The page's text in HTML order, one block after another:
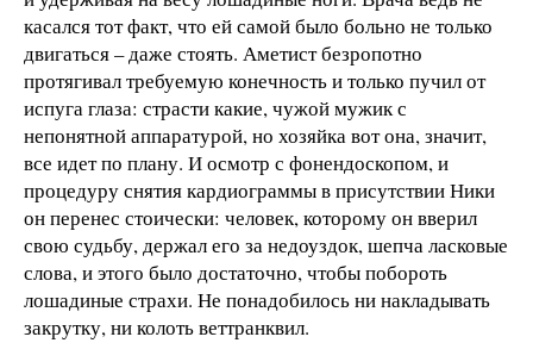
касался тот факт, что ей самой было больно не только
двигаться – даже стоять. Аметист безропотно
протягивал требуемую конечность и только пучил от
испуга глаза: страсти какие, чужой мужик с
непонятной аппаратурой, но хозяйка вот она, значит,
все идет по плану. И осмотр с фонендоскопом, и
процедуру снятия кардиограммы в присутствии Ники
он перенес стоически: человек, которому он вверил
свою судьбу, держал его за недоуздок, шепча ласковые
слова, и этого было достаточно, чтобы побороть
лошадиные страхи. Не понадобилось ни накладывать
закрутку, ни колоть веттранквил.